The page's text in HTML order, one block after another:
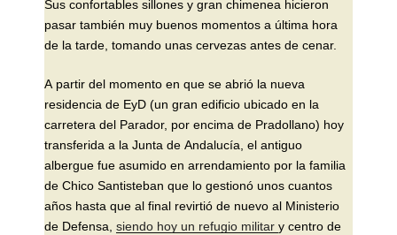
Sus confortables sillones y gran chimenea hicieron
pasar también muy buenos momentos a última hora
de la tarde, tomando unas cervezas antes de cenar.
A partir del momento en que se abrió la nueva
residencia de EyD (un gran edificio ubicado en la
carretera del Parador, por encima de Pradollano) hoy
transferida a la Junta de Andalucía, el antiguo
albergue fue asumido en arrendamiento por la familia
de Chico Santisteban que lo gestionó unos cuantos
años hasta que al final revirtió de nuevo al Ministerio
de Defensa, siendo hoy un refugio militar y centro de